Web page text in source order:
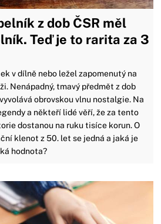
z dob ČSR měl
Teď je to rarita za 3
v dílně nebo ležel zapomenutý na
Nenápadný, tmavý předmět z dob
obrovskou vlnu nostalgie. Na
a někteří lidé věří, že za tento
dostanou na ruku tisíce korun. O
klenot z 50. let se jedná a jaká je
hodnota?